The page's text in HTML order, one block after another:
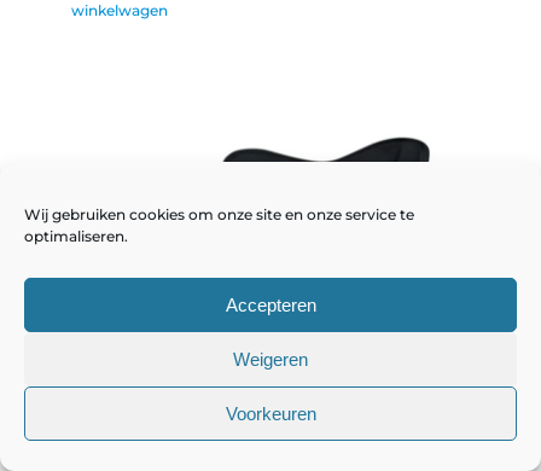
Wij gebruiken cookies om onze site en onze service te
optimaliseren.
Accepteren
Weigeren
Voorkeuren
winkelwagen